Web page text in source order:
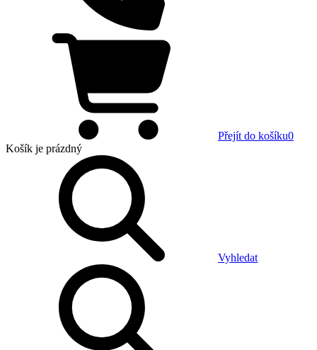
Přejít do košíku0
Košík je prázdný
Vyhledat